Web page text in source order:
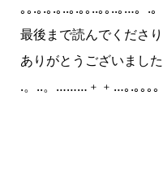
｡｡.｡.｡.｡..｡.｡｡..｡｡..｡…。‎.。
最後まで読んでくださり
ありがとうございました
.。..。………﹢﹢…｡.｡｡｡｡